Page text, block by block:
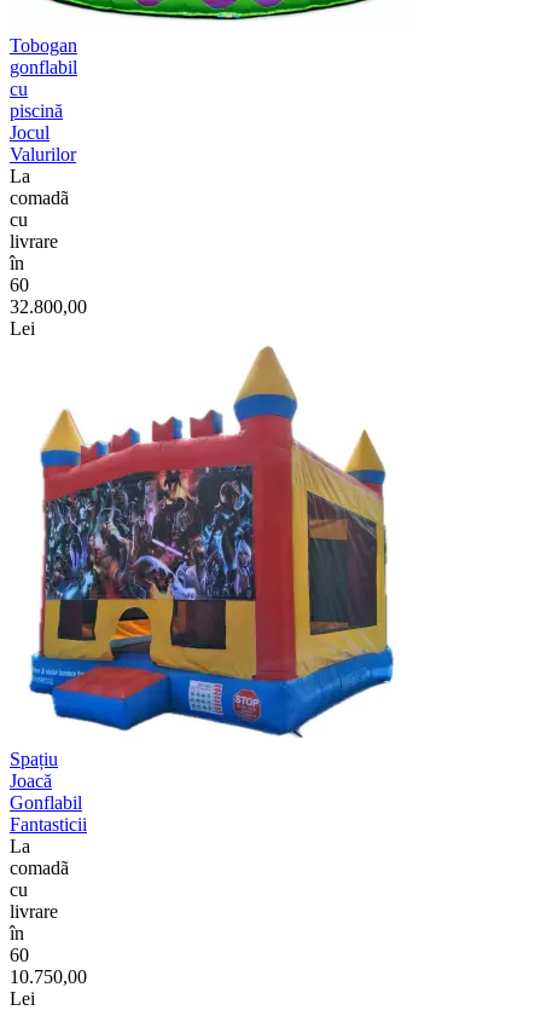
Tobogan
gonflabil
cu
piscină
Jocul
Valurilor
La
comadã
cu
livrare
în
60
32.800,00
Lei
Spațiu
Joacă
Gonflabil
Fantasticii
La
comadã
cu
livrare
în
60
10.750,00
Lei